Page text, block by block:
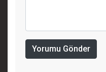
Yorumu Gönder